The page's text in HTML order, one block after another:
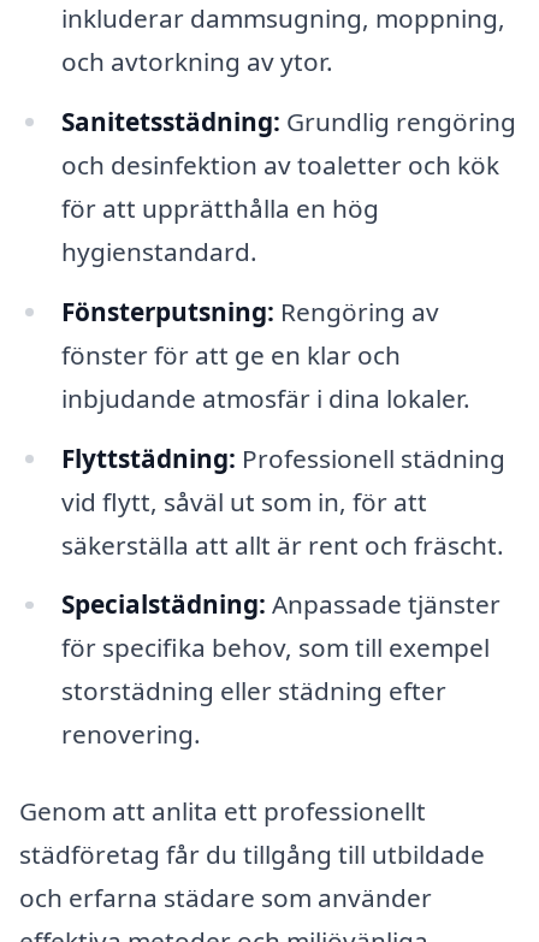
inkluderar dammsugning, moppning,
och avtorkning av ytor.
Sanitetsstädning: Grundlig rengöring
och desinfektion av toaletter och kök
för att upprätthålla en hög
hygienstandard.
Fönsterputsning: Rengöring av
fönster för att ge en klar och
inbjudande atmosfär i dina lokaler.
Flyttstädning: Professionell städning
vid flytt, såväl ut som in, för att
säkerställa att allt är rent och fräscht.
Specialstädning: Anpassade tjänster
för specifika behov, som till exempel
storstädning eller städning efter
renovering.
Genom att anlita ett professionellt
städföretag får du tillgång till utbildade
och erfarna städare som använder